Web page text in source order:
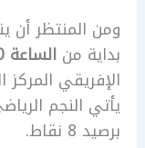
ومن المنتظر أن
بداية من الساعة 15:30
يأتي النجم
برصيد 8 نقاط.